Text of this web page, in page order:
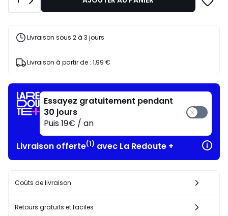
25,00
€
de
réduction
Livraison sous 2 à 3 jours
Livraison à partir de : 1,99 €
Essayez gratuitement pendant
30 jours
Puis 19€ / an
Livraison offerte(1) avec La Redoute +
Coûts de livraison
Retours gratuits et faciles